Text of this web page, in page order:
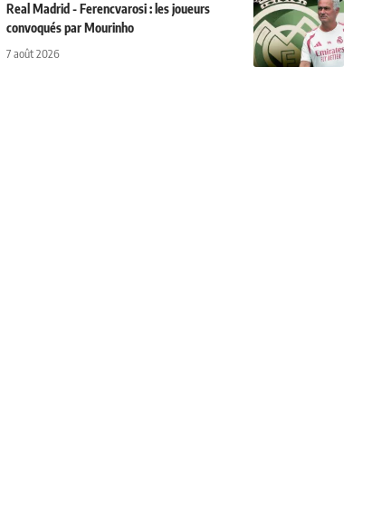
Real Madrid - Ferencvarosi : les joueurs
convoqués par Mourinho
7 août 2026